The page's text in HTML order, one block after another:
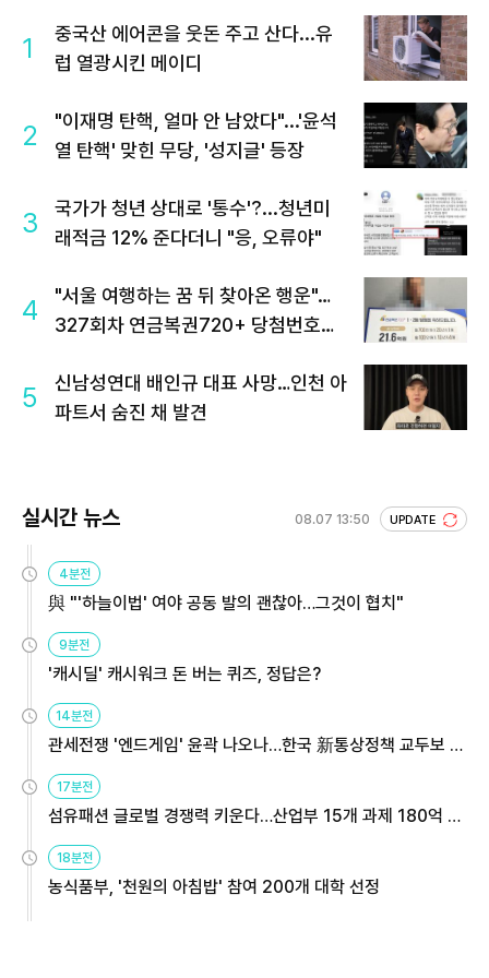
1
중국산 에어콘을 웃돈 주고 산다...유
럽 열광시킨 메이디
2
"이재명 탄핵, 얼마 안 남았다"...'윤석
열 탄핵' 맞힌 무당, '성지글' 등장
3
국가가 청년 상대로 '통수'?...청년미
래적금 12% 준다더니 "응, 오류야"
4
"서울 여행하는 꿈 뒤 찾아온 행운"…
327회차 연금복권720+ 당첨번호조
5
신남성연대 배인규 대표 사망…인천 아
파트서 숨진 채 발견
실시간 뉴스 08.07 13:50 UPDATE
4분전
與 "'하늘이법' 여야 공동 발의 괜찮아…그것이 협치"
9분전
'캐시딜' 캐시워크 돈 버는 퀴즈, 정답은?
14분전
관세전쟁 '엔드게임' 윤곽 나오나…한국 新통상정책 교두보 활
용해야
17분전
섬유패션 글로벌 경쟁력 키운다…산업부 15개 과제 180억 지
원
18분전
농식품부, '천원의 아침밥' 참여 200개 대학 선정